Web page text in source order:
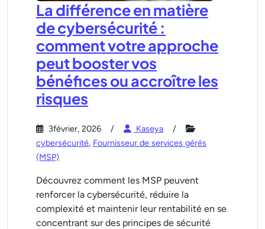
La différence en matière
de cybersécurité :
comment votre approche
peut booster vos
bénéfices ou accroître les
risques
3février, 2026
Kaseya
cybersécurité, Fournisseur de services gérés
(MSP)
Découvrez comment les MSP peuvent
renforcer la cybersécurité, réduire la
complexité et maintenir leur rentabilité en se
concentrant sur des principes de sécurité